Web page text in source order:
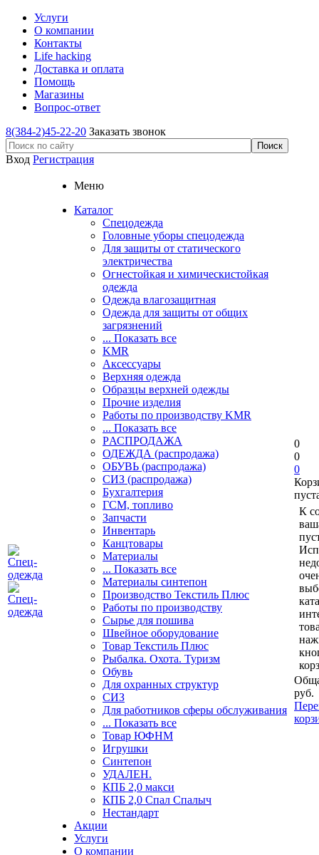
Услуги
О компании
Контакты
Life hacking
Доставка и оплата
Помощь
Магазины
Вопрос-ответ
8(384-2)45-22-20 Заказать звонок
Вход Регистрация
Меню
Каталог
Спецодежда
Головные уборы спецодежда
Для защиты от статического
электричества
Огнестойкая и химическистойкая
одежда
Одежда влагозащитная
Одежда для защиты от общих
загрязнений
... Показать все
KMR
Аксессуары
Верхняя одежда
Образцы верхней одежды
Прочие изделия
Работы по производству KMR
... Показать все
PАСПРОДАЖА
ОДЕЖДА (распродажа)
ОБУВЬ (распродажа)
СИЗ (распродажа)
Бухгалтерия
ГСМ, топливо
Запчасти
Инвентарь
Канцтовары
Материалы
... Показать все
Материалы синтепон
Производство Текстиль Плюс
Работы по производству
Сырье для пошива
Швейное оборудование
Товар Текстиль Плюс
Рыбалка. Охота. Туризм
Обувь
Для охранных структур
СИЗ
Для работников сферы обслуживания
... Показать все
Товар ЮФНМ
Игрушки
Синтепон
УДАЛЕН.
КПБ 2,0 макси
КПБ 2,0 Спал Спалыч
Нестандарт
Акции
Услуги
О компании
0
0
0
К
руб.